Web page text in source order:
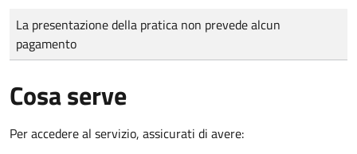
Tipo di pagamento
Importo
La presentazione della pratica non prevede alcun
pagamento
Cosa serve
Per accedere al servizio, assicurati di avere: